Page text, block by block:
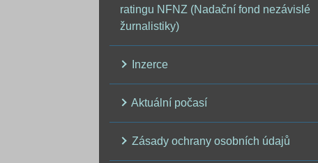
ratingu NFNZ (Nadační fond nezávislé
žurnalistiky)
Inzerce
Aktuální počasí
Zásady ochrany osobních údajů